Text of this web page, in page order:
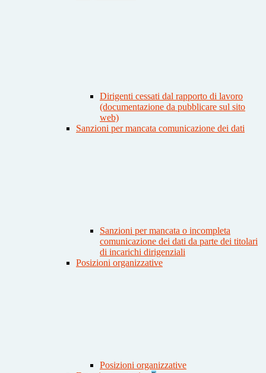
Dirigenti cessati dal rapporto di lavoro
(documentazione da pubblicare sul sito
web)
Sanzioni per mancata comunicazione dei dati
Sanzioni per mancata o incompleta
comunicazione dei dati da parte dei titolari
di incarichi dirigenziali
Posizioni organizzative
Posizioni organizzative